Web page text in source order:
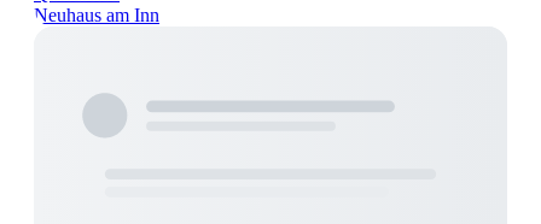
Neuhaus am Inn